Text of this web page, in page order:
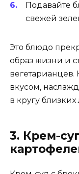
Подавайте
свежей
Это блюдо
образ жизни и
вегетарианцев.
вкусом,
в кругу
3. Крем-